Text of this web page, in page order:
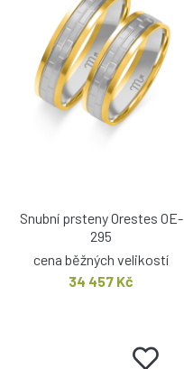
Snubní prsteny Orestes OE-
295
cena běžných velikostí
34 457 Kč